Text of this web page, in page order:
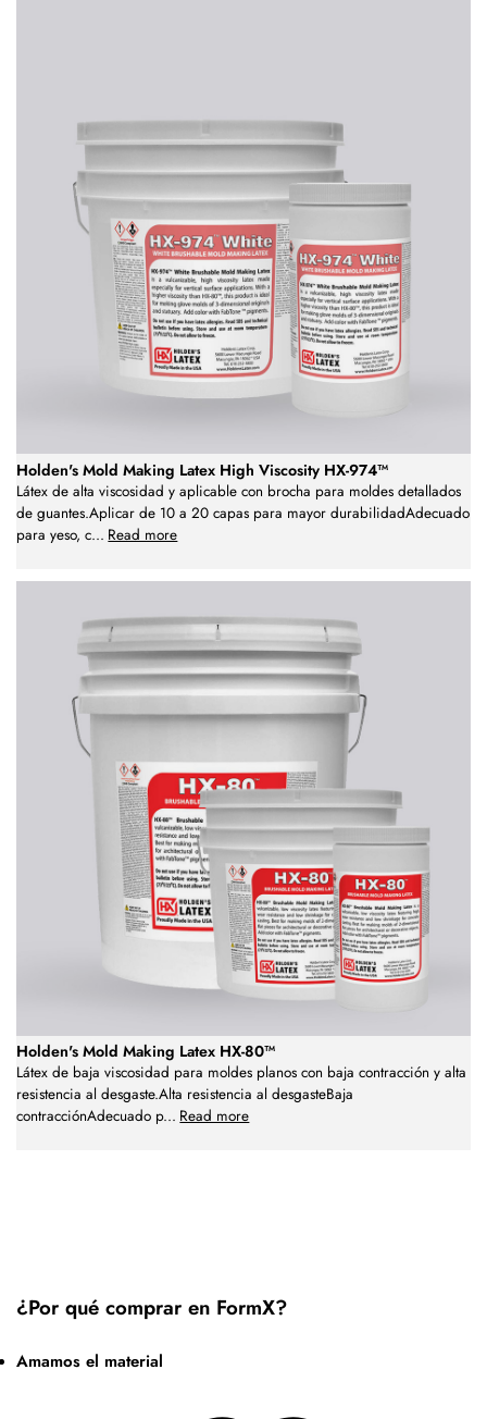
Holden's Mold Making Latex High Viscosity HX-974™
Látex de alta viscosidad y aplicable con brocha para moldes detallados
de guantes.Aplicar de 10 a 20 capas para mayor durabilidadAdecuado
para yeso, c... Read more
Holden's Mold Making Latex HX-80™
Látex de baja viscosidad para moldes planos con baja contracción y alta
resistencia al desgaste.Alta resistencia al desgasteBaja
contracciónAdecuado p... Read more
¿Por qué comprar en FormX?
Amamos el material